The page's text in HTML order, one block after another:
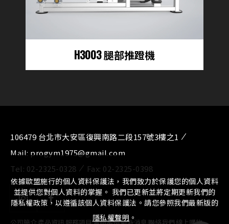
H3003 腿部推蹬機
106479 台北市大安區復興南路二段157號3樓之1
Mail: progym1975@gmail.com
Tel: 02-2325-0328 Fax: 02-2325-0398
公司簡介 產品資訊 服務項目⁄實績案例⁄最新消息 聯絡我們 線上購物
依據歐盟施行的個人資料保護法，我們致力於保護您的個人資料
並提供您對個人資料的掌握。 我們已更新並將定期更新我們的
隱私權政策，以遵循該個人資料保護法。請您參照我們最新版的
隱私權聲明 。